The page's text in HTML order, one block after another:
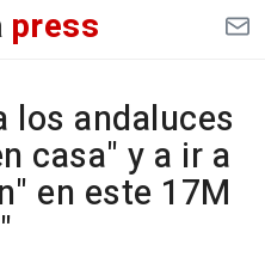
press
los andaluces
casa" y a ir a
en este 17M